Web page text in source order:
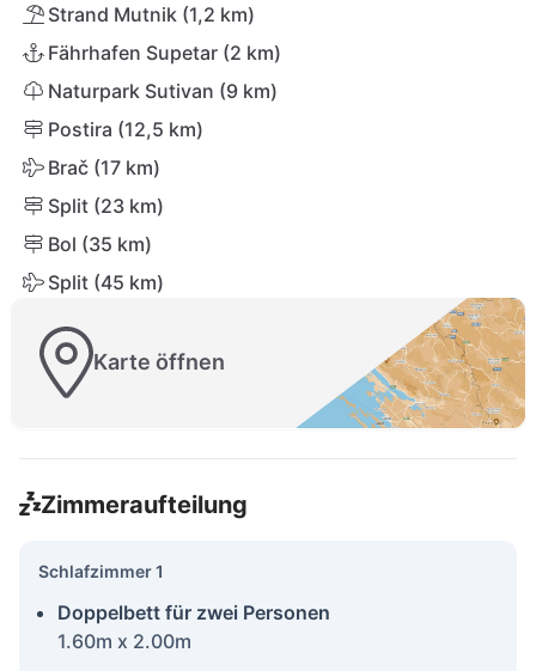
Strand Mutnik (1,2 km)
Fährhafen Supetar (2 km)
Naturpark Sutivan (9 km)
Postira (12,5 km)
Brač (17 km)
Split (23 km)
Bol (35 km)
Split (45 km)
Karte öffnen
Zimmeraufteilung
Schlafzimmer 1
Doppelbett für zwei Personen
1.60m x 2.00m